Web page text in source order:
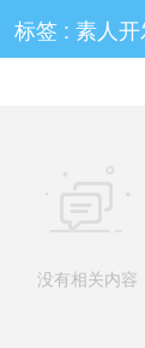
标签 : 素人
没有相关内容